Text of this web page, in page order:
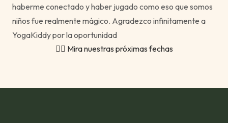
haberme conectado y haber jugado como eso que somos
niños fue realmente mágico. Agradezco infinitamente a
YogaKiddy por la oportunidad
🙋‍♀ Mira nuestras próximas fechas